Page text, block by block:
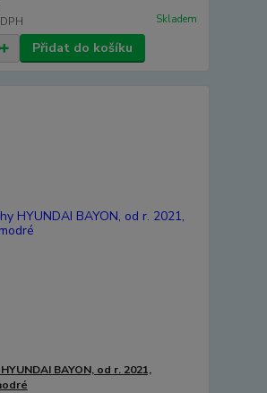
Skladem
Přidat do košíku
BAYON, od r. 2021,